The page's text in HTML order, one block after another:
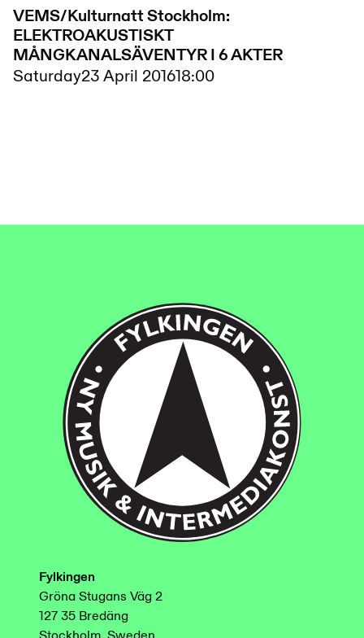
VEMS/Kulturnatt Stockholm:
ELEKTROAKUSTISKT
MÅNGKANALSÄVENTYR I 6 AKTER
Saturday23 April 201618:00
Fylkingen
Gröna Stugans Väg 2
127 35 Bredäng